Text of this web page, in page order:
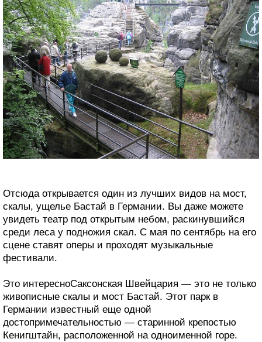
Отсюда открывается один из лучших видов на мост,
скалы, ущелье Бастай в Германии. Вы даже можете
увидеть театр под открытым небом, раскинувшийся
среди леса у подножия скал. С мая по сентябрь на его
сцене ставят оперы и проходят музыкальные
фестивали.
Это интересноСаксонская Швейцария — это не только
живописные скалы и мост Бастай. Этот парк в
Германии известный еще одной
достопримечательностью — старинной крепостью
Кенигштайн, расположенной на одноименной горе.